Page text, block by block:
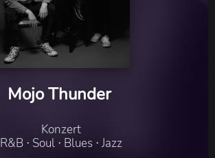
Mojo Thunder
Konzert
R&B ⋅ Soul ⋅ Blues ⋅ Jazz